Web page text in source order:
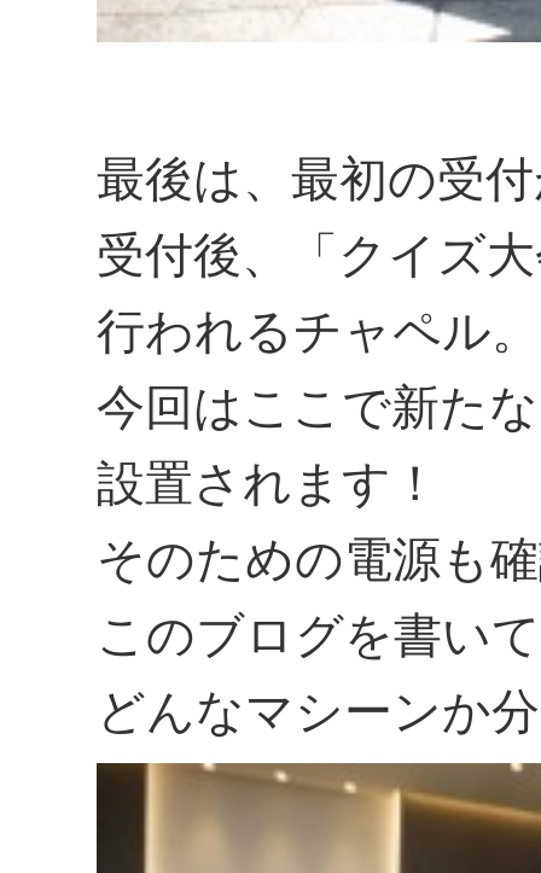
最後は、最初の受
受付後、「クイズ
行われるチャペル。
今回はここで新た
設置されます！
そのための電源も
このブログを書い
どんなマシーンか